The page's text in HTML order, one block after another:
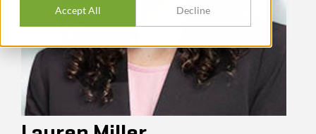
Accept All Decline